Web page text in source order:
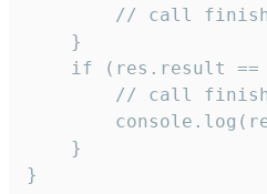
// call
    }
if (res.result ==
// call
    }
}